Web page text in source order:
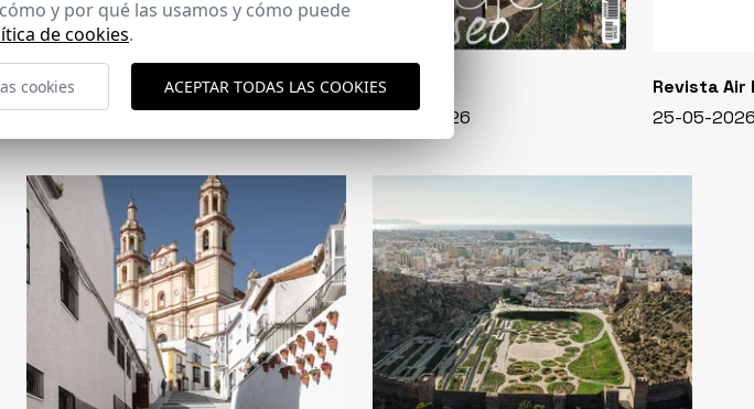
- 10-07-2026
CASA VIVA
348 - 01-07-2026
Revista Air
25-05-
y por qué las usamos y cómo puede
de cookies.
cookies ACEPTAR TODAS LAS COOKIES